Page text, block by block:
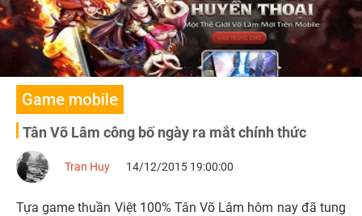
Game mobile
Tân Võ Lâm công bố ngày ra mắt chính thức
Tran Huy 14/12/2015 19:00:00
Tựa game thuần Việt 100% Tân Võ Lâm hôm nay đã tung